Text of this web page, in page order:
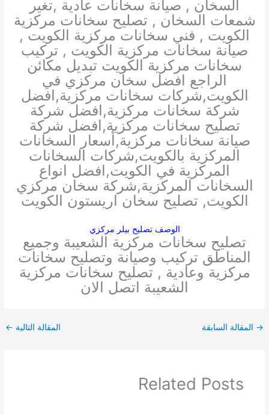
السخان , صيانة سخانات عادية ,تغير
شمعات السخان , تصليح سخانات مركزية
الكويت , فني سخانات مركزية الكويت ,
صيانة سخانات مركزية الكويت , تركيب
سخانات مركزية الكويت تبديل مكائن
الراجع افضل سخان مركزي في
الكويت,شركات سخانات مركزية,افضل
شركة سخانات مركزية,افضل شركة
تصليح سخانات مركزية,افضل شركة
صيانة سخانات مركزية,أسعار السخانات
المركزية بالكويت,شركات السخانات
المركزية في الكويت,افضل انواع
السخانات المركزية,شركة سخان مركزي
الكويت, تصليح سخان اريستون الكويت
الوصف تصليح بيلر مركزي
تصليح سخانات مركزية الشعيبة وجميع
المناطق تركيب وصيانة وتصليح سخانات
مركزية وعادية , تصليح سخانات مركزية
الشعيبة اتصل الان
→ المقالة السابقة المقالة التالية ←
Related Posts